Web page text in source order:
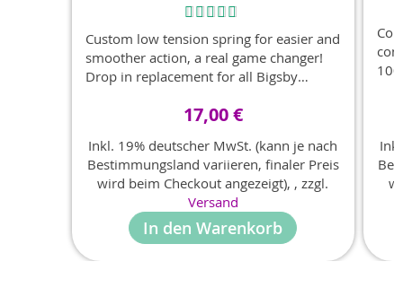
Bewertung:
Custom low tension spring for easier and
smoother action, a real game changer!
Drop in replacement for all Bigsby
17,00 €
Inkl. 19% deutscher MwSt. (kann je nach
Bestimmungsland variieren, finaler Preis
wird beim Checkout angezeigt), ,zzgl.
Versand
In den Warenkorb